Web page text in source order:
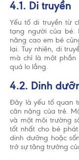
4.1. Di truyền
Yếu tố di truyền từ
tạng người của bé.
năng cao em bé
lại. Tuy nhiên, di
mà chỉ là một phần
quá lo lắng.
4.2. Dinh
Đây là yếu tố quan
cân nặng của trẻ.
và một môi trường
tốt nhất cho bé
dinh dưỡng hoặc
trở sự tăng trưởng